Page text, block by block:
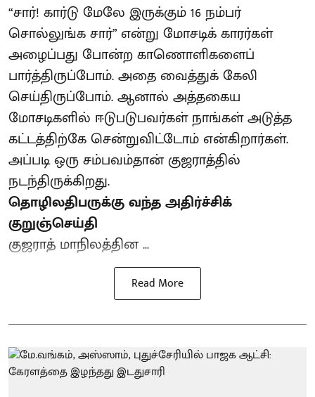
“சார்! கார்டு மேலே இருக்கும் 16 நம்பர்
சொல்லுங்க சார்” என்று மோசடிக் காரர்கள்
அழைப்பது போன்ற காணொளிகளைப்
பார்த்திருப்போம். அதை வைத்துக் கேலி
செய்திருப்போம். ஆனால் அத்தகைய
மோசடிகளில் ஈடுபடுபவர்கள் நாங்கள் அடுத்த
கட்டத்திற்கே சென்றுவிட்டோம் என்கிறார்கள்.
அப்படி ஒரு சம்பவம்தான் குஜராத்தில்
நடந்திருக்கிறது.
தொழிலதிபருக்கு வந்த அதிர்ச்சிக்
குறுஞ்செய்தி
குஜராத் மாநிலத்தின ...
Read More